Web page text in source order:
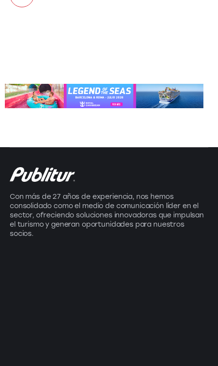
Con más de 27 años de experiencia, nos hemos
consolidado como el medio de comunicación líder en el
sector, ofreciendo soluciones innovadoras que impulsan
el turismo y generan oportunidades para nuestros
socios.